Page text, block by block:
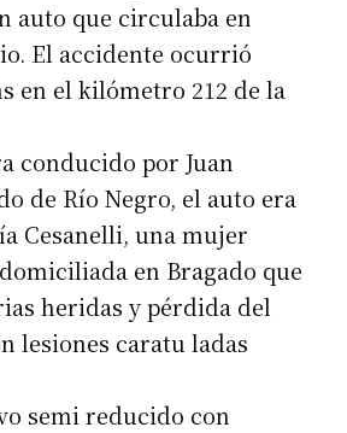
auto que circulaba en
El accidente ocurrió
en el kilómetro 212 de la
conducido por Juan
de Río Negro, el auto era
Cesanelli, una mujer
en Bragado que
heridas y pérdida del
lesiones caratu ladas
semi reducido con